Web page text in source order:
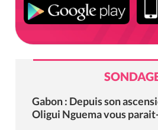
Gabon : Depuis son
Oligui Nguema vous